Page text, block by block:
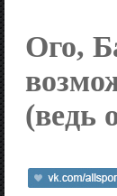
Ого,
(ведь